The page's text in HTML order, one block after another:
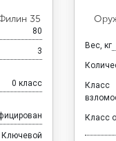
35
80
3
0 класс
Ключевой
Вес, кг
Класс
Класс